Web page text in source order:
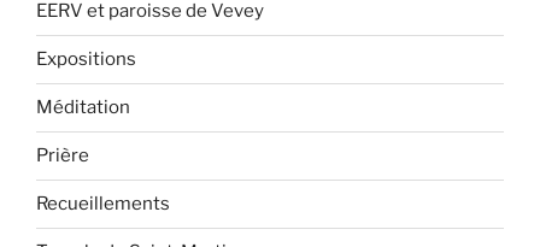
EERV et paroisse de Vevey
Expositions
Méditation
Prière
Recueillements